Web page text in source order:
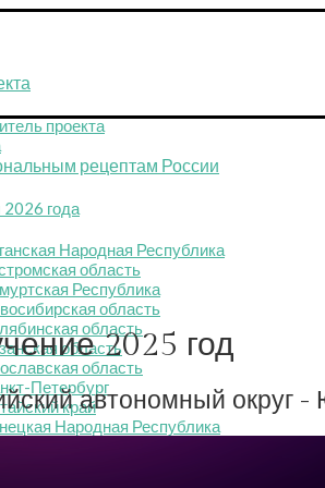
проекта
рецептам России
года
Народная Республика
область
Республика
область
область
область
область
Петербург
край
Народная Республика
2025 год
автономный округ -